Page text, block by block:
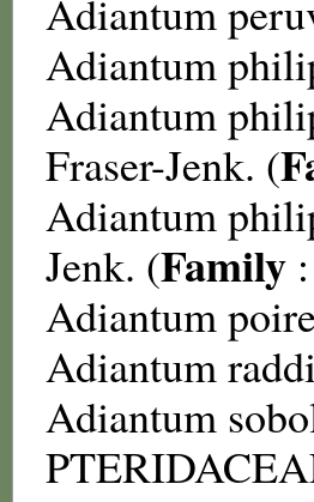
Adiantum
Adiantum
Adiantum
Fraser-Jenk. (
Adiantum
Jenk. (Family :
Adiantum
Adiantum
Adiantum